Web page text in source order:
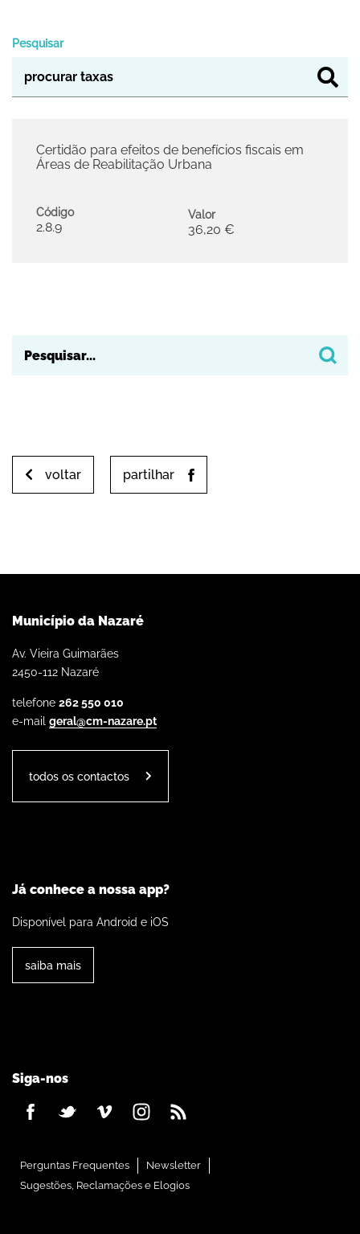
Pesquisar
Código
2.8.9
Certidão para efeitos de benefícios fiscais em
Áreas de Reabilitação Urbana
Valor
36,20 €
voltar partilhar
Município da Nazaré
Av. Vieira Guimarães
2450-112 Nazaré
telefone 262 550 010
e-mail geral@cm-nazare.pt
todos os contactos
Já conhece a nossa app?
Disponível para Android e iOS
saiba mais
Siga-nos
Perguntas Frequentes
Newsletter
Sugestões, Reclamações e Elogios